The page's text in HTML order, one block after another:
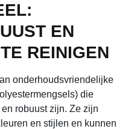
EN
REINIGEN
onderhoudsvriendelijke
die
robuust zijn. Ze zijn
en stijlen en kunnen